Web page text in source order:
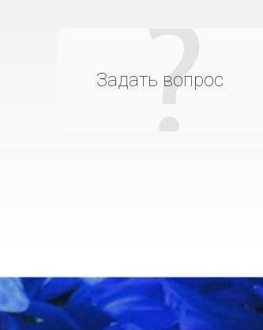
Задать вопрос